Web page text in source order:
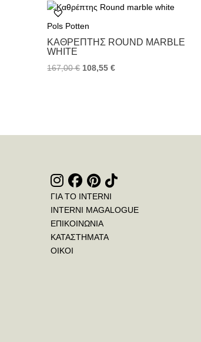
Pols Potten
ΚΑΘΡΈΠΤΗΣ ROUND MARBLE
WHITE
167,00€ 108,55€
ΓΙΑ ΤΟ INTERNI
INTERNI MAGALOGUE
ΕΠΙΚΟΙΝΩΝΙΑ
ΚΑΤΑΣΤΗΜΑΤΑ
ΟΙΚΟΙ